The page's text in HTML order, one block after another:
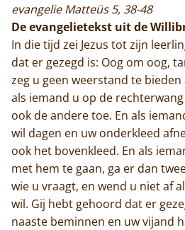
evangelie Matteüs 5, 38-48
De evangelietekst uit de
In die tijd zei Jezus tot zijn
dat er gezegd is: Oog om oog,
zeg u geen weerstand te
als iemand u op de
ook de andere toe. En als
wil dagen en uw onderkleed
ook het bovenkleed. En als
met hem te gaan, ga er dan
wie u vraagt, en wend u niet af
wil. Gij hebt gehoord dat er
naaste beminnen en uw vijand